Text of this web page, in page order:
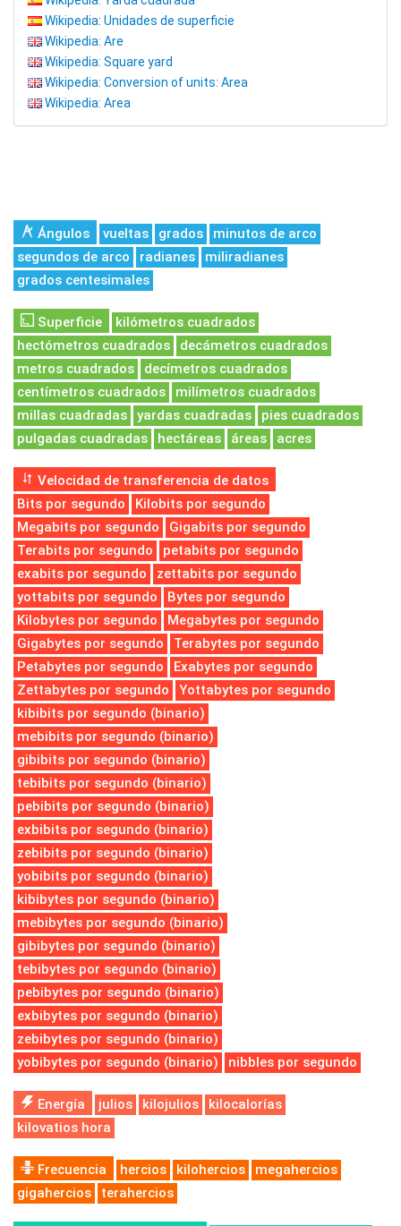
Wikipedia: Unidades de superficie
Wikipedia: Are
Wikipedia: Square yard
Wikipedia: Conversion of units: Area
Wikipedia: Area
Ángulos vueltas grados
minutos de arco
segundos de arco
radianes
miliradianes
grados centesimales
Superficie
kilómetros cuadrados
hectómetros cuadrados
decámetros cuadrados
metros cuadrados
decímetros cuadrados
centímetros cuadrados
milímetros cuadrados
millas cuadradas
yardas cuadradas
pies cuadrados
pulgadas cuadradas
hectáreas áreas acres
Velocidad de transferencia de datos
Bits por segundo
Kilobits por segundo
Megabits por segundo
Gigabits por segundo
Terabits por segundo
petabits por segundo
exabits por segundo
zettabits por segundo
yottabits por segundo
Bytes por segundo
Kilobytes por segundo
Megabytes por segundo
Gigabytes por segundo
Terabytes por segundo
Petabytes por segundo
Exabytes por segundo
Zettabytes por segundo
Yottabytes por segundo
kibibits por segundo (binario)
mebibits por segundo (binario)
gibibits por segundo (binario)
tebibits por segundo (binario)
pebibits por segundo (binario)
exbibits por segundo (binario)
zebibits por segundo (binario)
yobibits por segundo (binario)
kibibytes por segundo (binario)
mebibytes por segundo (binario)
gibibytes por segundo (binario)
tebibytes por segundo (binario)
pebibytes por segundo (binario)
exbibytes por segundo (binario)
zebibytes por segundo (binario)
yobibytes por segundo (binario)
nibbles por segundo
Energía julios kilojulios
kilocalorías
kilovatios hora
Frecuencia hercios kilohercios
megahercios
gigahercios
terahercios